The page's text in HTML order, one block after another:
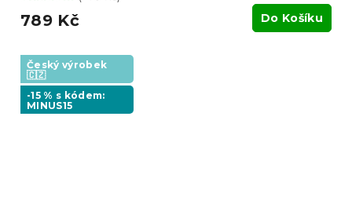
789 Kč Do Košíku
Český výrobek
🇨🇿
-15 % s kódem:
MINUS15